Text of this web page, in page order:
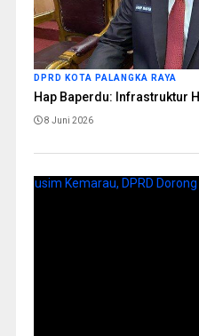
DPRD KOTA PALANGKA RAYA
Hap Baperdu: Infrastruktur
8 Juni 2026